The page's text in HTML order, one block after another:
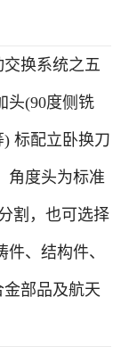
换系统之五
头(90度侧铣
标配立卧换刀
角度头为标准
割，也可选择
、结构件、
部品及航天